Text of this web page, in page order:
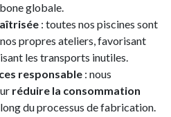
globale.
: toutes nos piscines sont
nos propres ateliers, favorisant
les transports inutiles.
responsable : nous
réduire la consommation
du processus de fabrication.